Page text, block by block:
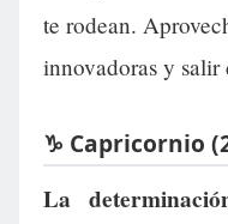
te rodean.
innovadoras y salir
♑ Capricornio
La